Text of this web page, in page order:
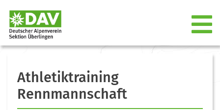
Athletiktraining
Rennmannschaft